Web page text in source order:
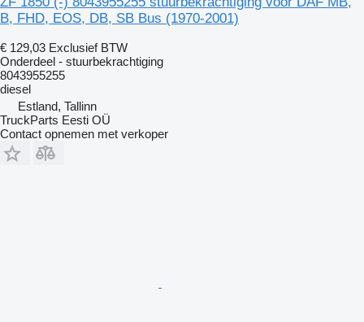
B, FHD, EOS, DB, SB Bus (1970-2001)
€ 129,03 Exclusief BTW
Onderdeel - stuurbekrachtiging
8043955255
diesel
Estland, Tallinn
TruckParts Eesti OÜ
Contact opnemen met verkoper